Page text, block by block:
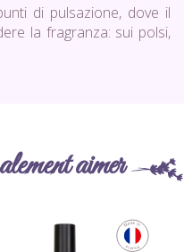
di pulsazione, dove il
la fragranza: sui polsi,
aimer